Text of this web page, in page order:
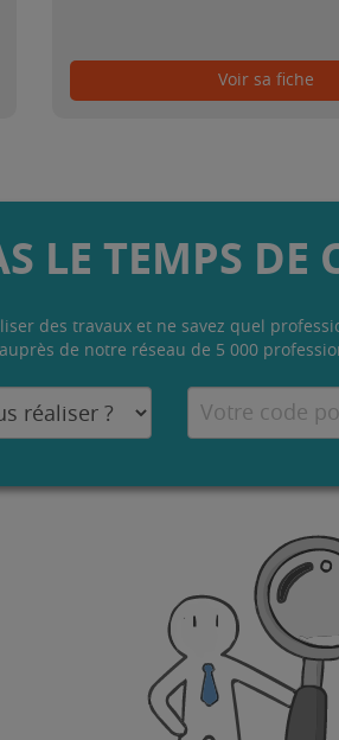
Voir sa fiche
LE TEMPS DE
des travaux et ne savez quel
auprès de notre réseau de 5 000